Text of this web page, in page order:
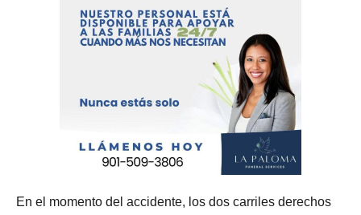
En el momento del accidente, los dos carriles derechos